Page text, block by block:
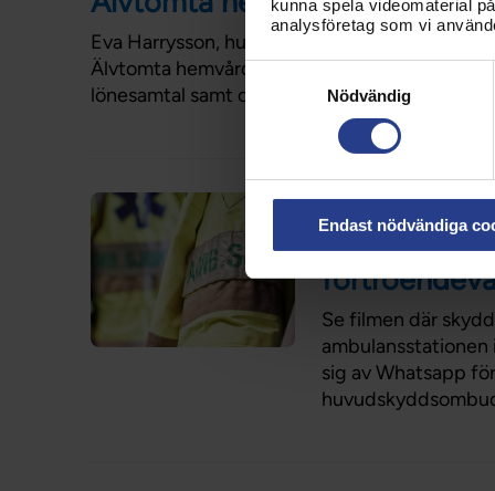
kunna spela videomaterial
analysföretag som vi
Samtyckesval
Nödvändig
Endast nödvändiga
Eva Harrysson, huvudskyddsombud och
Älvtomta hemvårdscentral där hon bland
lönesamtal samt om medlemsrekrytering.
Artikel 15 sep
Digital
Se filmen där
ambulansstationen
sig av Whatsapp